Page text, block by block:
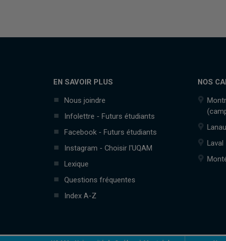
EN SAVOIR PLUS
Nous joindre
Infolettre - Futurs étudiants
Facebook - Futurs étudiants
Instagram - Choisir l'UQAM
Lexique
Questions fréquentes
Index A-Z
NOS
Laval